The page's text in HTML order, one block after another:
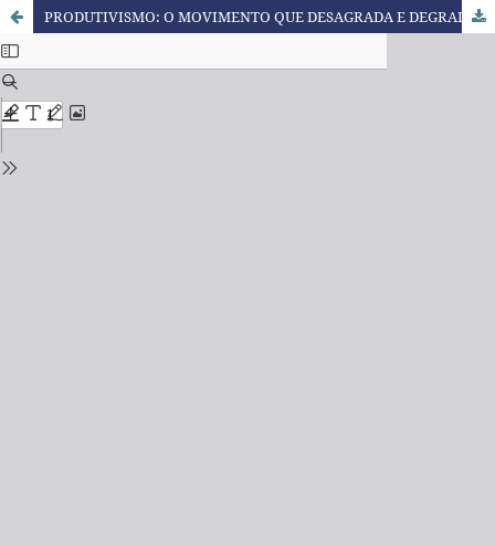
PRODUTIVISMO: O MOVIMENTO QUE DESAGRADA E DEGRADA A PRODUÇÃO DE CONHECIMENTO EM EDUCAÇÃO